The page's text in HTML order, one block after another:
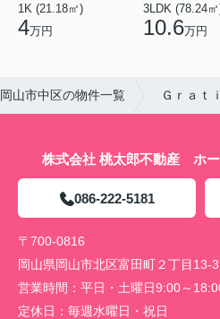
1K (21.18㎡)
4万円
3LDK (78.24
10.6万円
岡山市中区の物件一覧 Ｇｒａｔ
株式会社 桃太郎不動産 ホ
086-222-5181
〒700-0816
岡山県岡山市北区富田町２丁目13-3
営業時間： 平日・土曜日9:00～
定休日： 毎週水曜日・祝日